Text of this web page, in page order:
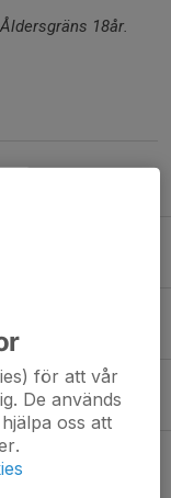
18år.
för att vår
De används
oss att